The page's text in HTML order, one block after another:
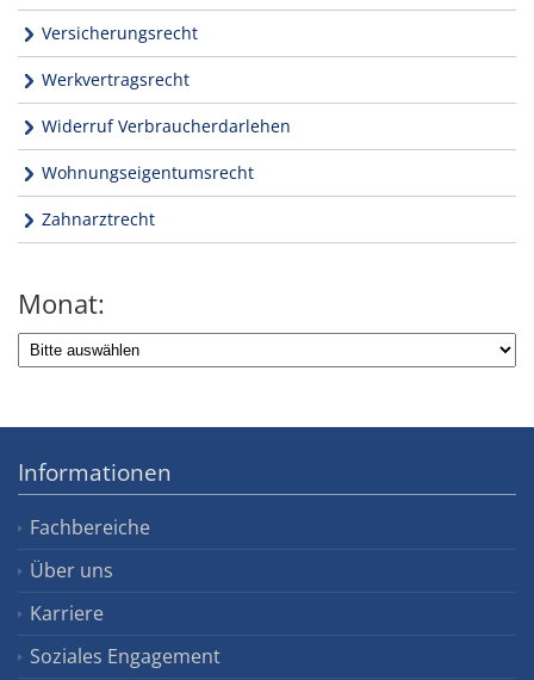
Versicherungsrecht
Werkvertragsrecht
Widerruf Verbraucherdarlehen
Wohnungseigentumsrecht
Zahnarztrecht
Monat:
Informationen
Fachbereiche
Über uns
Karriere
Soziales Engagement